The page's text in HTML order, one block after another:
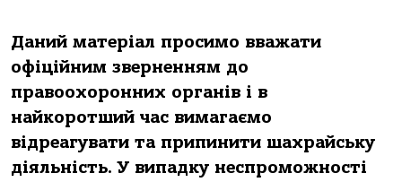
Даний матеріал просимо вважати
офіційним зверненням до
правоохоронних органів і в
найкоротший час вимагаємо
відреагувати та припинити шахрайську
діяльність. У випадку неспроможності